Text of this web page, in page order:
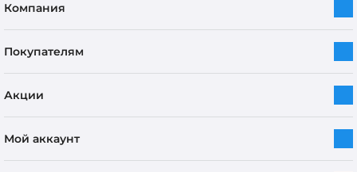
Компания
Покупателям
Акции
Мой аккаунт